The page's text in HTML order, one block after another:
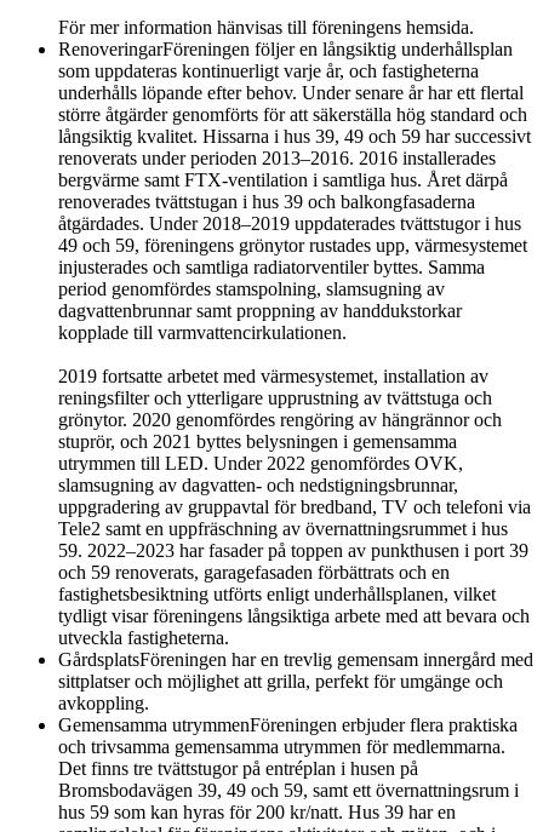
För mer information hänvisas till föreningens hemsida.
RenoveringarFöreningen följer en långsiktig underhållsplan
som uppdateras kontinuerligt varje år, och fastigheterna
underhålls löpande efter behov. Under senare år har ett flertal
större åtgärder genomförts för att säkerställa hög standard och
långsiktig kvalitet. Hissarna i hus 39, 49 och 59 har successivt
renoverats under perioden 2013–2016. 2016 installerades
bergvärme samt FTX-ventilation i samtliga hus. Året därpå
renoverades tvättstugan i hus 39 och balkongfasaderna
åtgärdades. Under 2018–2019 uppdaterades tvättstugor i hus
49 och 59, föreningens grönytor rustades upp, värmesystemet
injusterades och samtliga radiatorventiler byttes. Samma
period genomfördes stamspolning, slamsugning av
dagvattenbrunnar samt proppning av handdukstorkar
kopplade till varmvattencirkulationen.
2019 fortsatte arbetet med värmesystemet, installation av
reningsfilter och ytterligare upprustning av tvättstuga och
grönytor. 2020 genomfördes rengöring av hängrännor och
stuprör, och 2021 byttes belysningen i gemensamma
utrymmen till LED. Under 2022 genomfördes OVK,
slamsugning av dagvatten- och nedstigningsbrunnar,
uppgradering av gruppavtal för bredband, TV och telefoni via
Tele2 samt en uppfräschning av övernattningsrummet i hus
59. 2022–2023 har fasader på toppen av punkthusen i port 39
och 59 renoverats, garagefasaden förbättrats och en
fastighetsbesiktning utförts enligt underhållsplanen, vilket
tydligt visar föreningens långsiktiga arbete med att bevara och
utveckla fastigheterna.
GårdsplatsFöreningen har en trevlig gemensam innergård med
sittplatser och möjlighet att grilla, perfekt för umgänge och
avkoppling.
Gemensamma utrymmenFöreningen erbjuder flera praktiska
och trivsamma gemensamma utrymmen för medlemmarna.
Det finns tre tvättstugor på entréplan i husen på
Bromsbodavägen 39, 49 och 59, samt ett övernattningsrum i
hus 59 som kan hyras för 200 kr/natt. Hus 39 har en